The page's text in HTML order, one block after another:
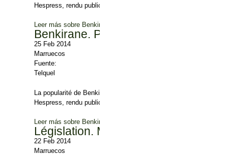
Hespress, rendu public ce mardi 25 février.
Leer más sobre Benkirane. Popularité en baisse ?
Benkirane. Popularité en baisse ?
25 Feb 2014
Marruecos
Fuente:
Telquel
La popularité de Benkirane est en chute. C’est le constat établi
Hespress, rendu public ce mardi 25 février.
Leer más sobre Benkirane. Popularité en baisse ?
Législation. Maigre moisson
22 Feb 2014
Marruecos